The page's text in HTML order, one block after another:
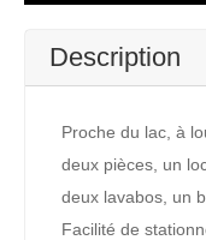
Description
Proche du lac, à
deux pièces, un
deux lavabos, un
Facilité de